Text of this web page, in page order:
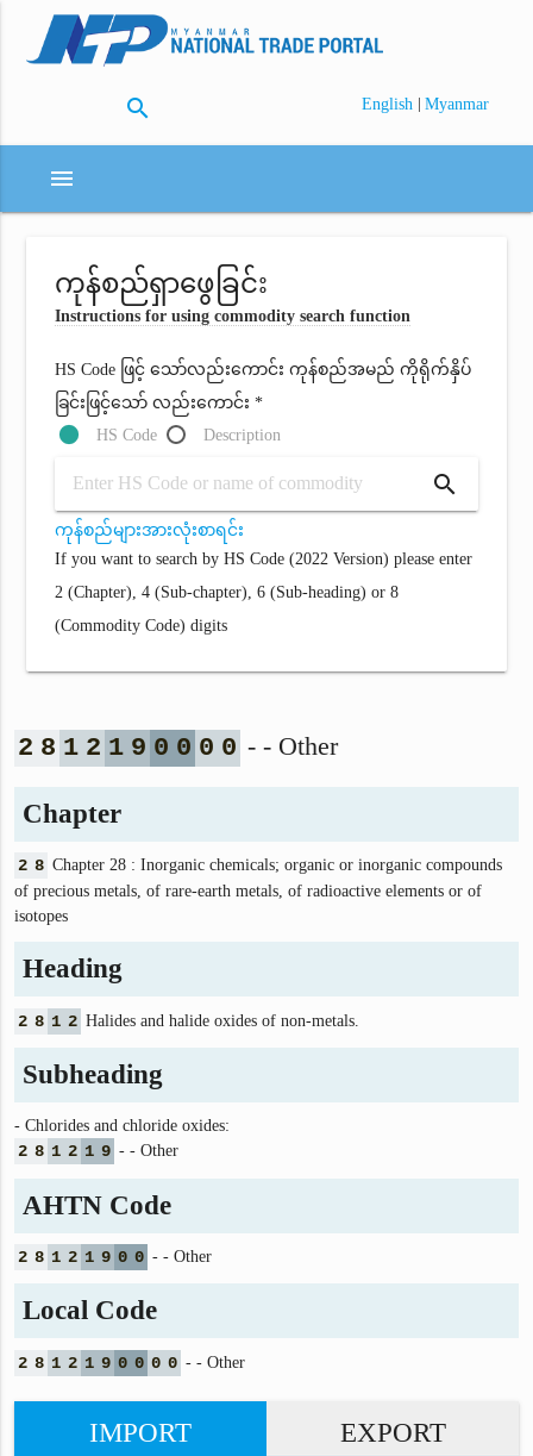
search English | Myanmar
menu
ကုန်စည်ရှာဖွေခြင်း
Instructions for using commodity search function
HS Code ဖြင့် သော်လည်းကောင်း ကုန်စည်အမည် ကိုရိုက်နှိပ်
ခြင်းဖြင့်သော် လည်းကောင်း *
HS Code
Description
search
ကုန်စည်များအားလုံးစာရင်း
If you want to search by HS Code (2022 Version) please enter
2 (Chapter), 4 (Sub-chapter), 6 (Sub-heading) or 8
(Commodity Code) digits
2 8 1 2 1 9 0 0 0 0 - - Other
Chapter
2 8 Chapter 28 : Inorganic chemicals; organic or inorganic compounds
of precious metals, of rare-earth metals, of radioactive elements or of
isotopes
Heading
2 8 1 2 Halides and halide oxides of non-metals.
Subheading
- Chlorides and chloride oxides:
2 8 1 2 1 9 - - Other
AHTN Code
2 8 1 2 1 9 0 0 - - Other
Local Code
2 8 1 2 1 9 0 0 0 0 - - Other
IMPORT EXPORT